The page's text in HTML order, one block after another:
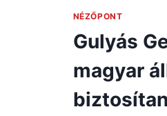
NÉZŐPONT
Gulyás
magyar